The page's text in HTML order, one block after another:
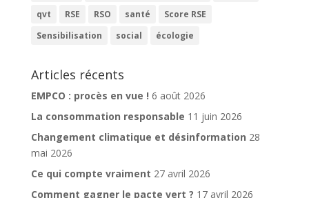
qvt
RSE RSO santé
Score RSE
Sensibilisation
social écologie
Articles récents
EMPCO : procès en vue ! 6 août 2026
La consommation responsable 11 juin 2026
Changement climatique et désinformation 28
mai 2026
Ce qui compte vraiment 27 avril 2026
Comment gagner le pacte vert ? 17 avril 2026